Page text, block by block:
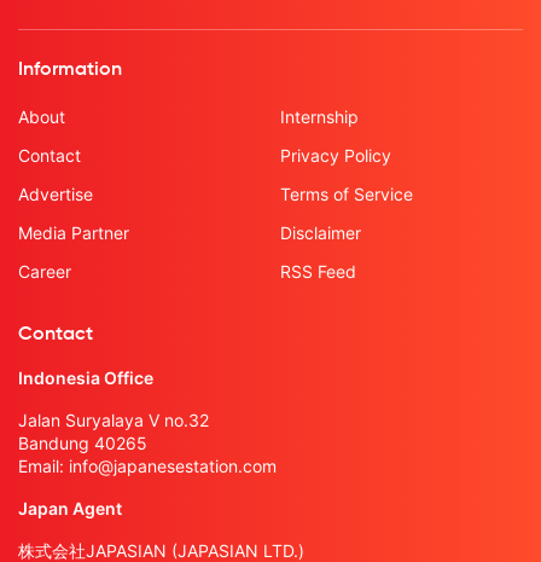
Information
About
Contact
Advertise
Media Partner
Career
Internship
Privacy Policy
Terms of Service
Disclaimer
RSS Feed
Contact
Indonesia Office
Jalan Suryalaya V no.32
Bandung 40265
Email: info@japanesestation.com
Japan Agent
株式会社JAPASIAN (JAPASIAN LTD.)